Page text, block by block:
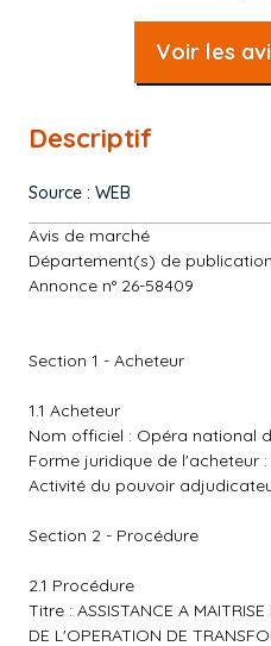
Voir les
Descriptif
Source : WEB
Avis de marché
Département(s) de
Annonce n° 26-58409
Section 1 - Acheteur
1.1 Acheteur
Nom officiel : Opéra national
Forme juridique de l'acheteur
Activité du pouvoir
Section 2 - Procédure
2.1 Procédure
Titre : ASSISTANCE A
DE L'OPERATION DE